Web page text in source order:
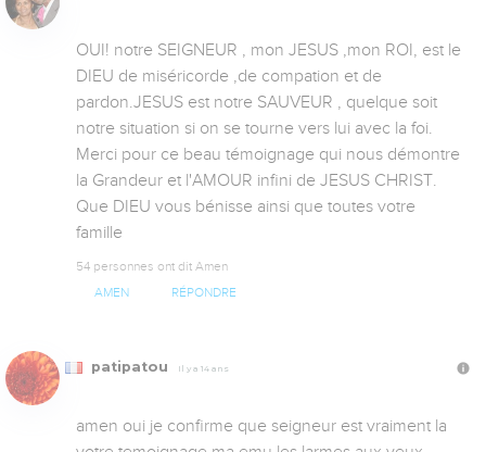
OUI! notre SEIGNEUR , mon JESUS ,mon ROI, est le
DIEU de miséricorde ,de compation et de
pardon.JESUS est notre SAUVEUR , quelque soit
notre situation si on se tourne vers lui avec la foi.
Merci pour ce beau témoignage qui nous démontre
la Grandeur et l'AMOUR infini de JESUS CHRIST.
Que DIEU vous bénisse ainsi que toutes votre
famille
54 personnes ont dit Amen
AMEN RÉPONDRE
patipatou Il y a 14 ans
amen oui je confirme que seigneur est vraiment la